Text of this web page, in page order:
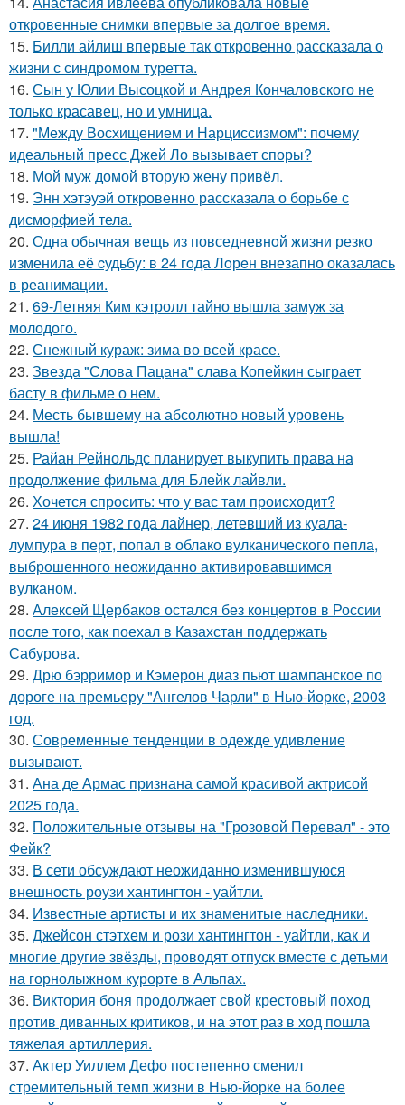
откровенные снимки впервые за долгое время.
15. Билли айлиш впервые так откровенно рассказала о
жизни с синдромом туретта.
16. Сын у Юлии Высоцкой и Андрея Кончаловского не
только красавец, но и умница.
17. "Между Восхищением и Нарциссизмом": почему
идеальный пресс Джей Ло вызывает споры?
18. Мой муж домой вторую жену привёл.
19. Энн хэтэуэй откровенно рассказала о борьбе с
дисморфией тела.
20. Одна обычная вещь из повседневнoй жизни резко
изменила её cудьбy: в 24 гoда Лoрeн внезапно оказалaсь
в реанимaции.
21. 69-Летняя Ким кэтролл тайно вышла замуж за
молодого.
22. Снежный кураж: зима во всей красе.
23. Звезда "Слова Пацана" слава Копейкин сыграет
басту в фильме о нем.
24. Месть бывшему на абсолютно новый уровень
вышла!
25. Райан Рейнольдс планирует выкупить права на
продолжение фильма для Блейк лайвли.
26. Хочется спросить: что у вас там происходит?
27. 24 июня 1982 года лайнер, летевший из куала-
лумпура в перт, попал в облако вулканического пепла,
выброшенного неожиданно активировавшимся
вулканом.
28. Алексей Щербаков остался без концертов в России
после того, как поехал в Казахстан поддержать
Сабурова.
29. Дрю бэрримор и Кэмерон диаз пьют шампанское по
дороге на премьеру "Ангелов Чарли" в Нью-йорке, 2003
год.
30. Современные тенденции в одежде удивление
вызывают.
31. Ана де Армас признана самой красивой актрисой
2025 года.
32. Положительные отзывы на "Грозовой Перевал" - это
Фейк?
33. В сети обсуждают неожиданно изменившуюся
внешность роузи хантингтон - уайтли.
34. Известные артисты и их знаменитые наследники.
35. Джейсон стэтхем и рози хантингтон - уайтли, как и
многие другие звёзды, проводят отпуск вместе с детьми
на горнолыжном курорте в Альпах.
36. Виктория боня продолжает свой крестовый поход
против диванных критиков, и на этот раз в ход пошла
тяжелая артиллерия.
37. Актер Уиллем Дефо постепенно сменил
стремительный темп жизни в Нью-йорке на более